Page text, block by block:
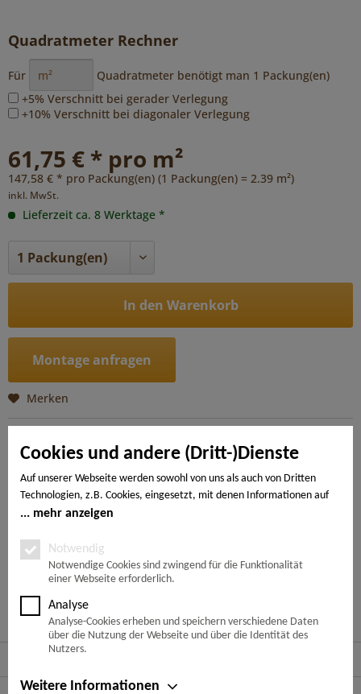
Cookies und andere (Dritt-)Dienste
Auf unserer Webseite werden sowohl von uns als auch von Dritten
Technologien, z.B. Cookies, eingesetzt, mit denen Informationen auf
Ihrem Endgerät gespeichert und/oder von Ihrem Endgerät abgerufen
Notwendige Cookies, Analyse-, Marketing- und Statistik-Cookies. Bei
den notwendigen Cookies handelt es sich um solche, die technisch
notwendig sind, um den von Ihnen gewünschten Dienst
bereitzustellen, die übrigen Cookies werden nur auf Grund einer von
Ihnen erteilten Einwilligung gesetzt. Die Einwilligung ist freiwillig.
Personen, die das 16. Lebensjahr noch nicht vollendet haben,
benötigen die Zustimmung der Sorgeberechtigten. Sie können Ihre
Sie dazu lediglich den Cookie-Banner erneut auf und ändern Sie Ihre
mehr anzeigen
Notwendig
Notwendige Cookies sind zwingend für die Funktionalität
einer Webseite erforderlich.
Analyse
Analyse-Cookies erheben und speichern verschiedene Daten
über die Nutzung der Webseite und über die Identität des
Nutzers.
Weitere Informationen
Quadratmeter Rechner
Für Quadratmeter benötigt man 1 Packung(en)
+5% Verschnitt bei gerader Verlegung
+10% Verschnitt bei diagonaler Verlegung
61,75 € * pro m²
147,58 € * pro Packung(en) (1 Packung(en) = 2.39 m²)
inkl. MwSt.
Lieferzeit ca. 8 Werktage *
In den Warenkorb
Montage anfragen
Merken
Beschreibung
Die DISANO Premium-Diele im Großformat bringt das
gewisse Etwas in jeden Raum. Der ClassicAqua...
---
Ähnliche Artikel